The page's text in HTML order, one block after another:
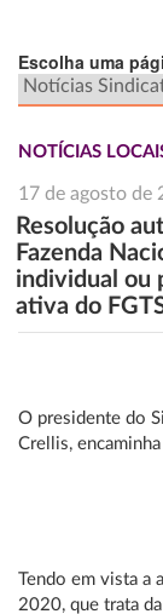
Escolha uma
NOTÍCIAS
17 de agosto de
Resolução
Fazenda
individual ou
ativa do
O presidente do
Crellis,
Tendo em vista a
2020, que trata